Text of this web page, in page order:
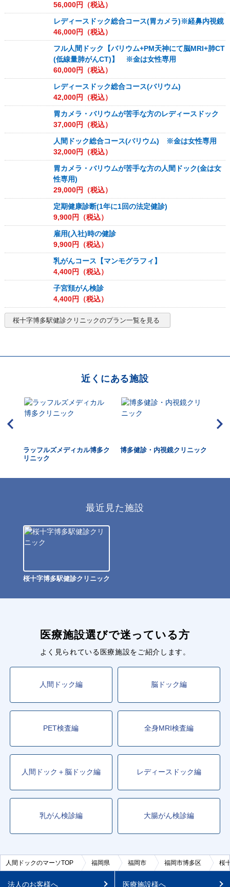
56,000円（税込）
レディースドック総合コース(胃カメラ)※経鼻内視鏡
46,000円（税込）
フル人間ドック【バリウム+PM天神にて脳MRI+肺CT
(低線量肺がんCT)】 ※金は女性専用
60,000円（税込）
レディースドック総合コース(バリウム)
42,000円（税込）
胃カメラ・バリウムが苦手な方のレディースドック
37,000円（税込）
人間ドック総合コース(バリウム) ※金は女性専用
32,000円（税込）
胃カメラ・バリウムが苦手な方の人間ドック(金は女
性専用)
29,000円（税込）
定期健康診断(1年に1回の法定健診)
9,900円（税込）
雇用(入社)時の健診
9,900円（税込）
乳がんコース【マンモグラフィ】
4,400円（税込）
子宮頚がん検診
4,400円（税込）
桜十字博多駅健診クリニックのプラン一覧を見る
近くにある施設
ラッフルズメディカル博多ク
リニック
博多健診・内視鏡クリニック
最近見た施設
桜十字博多駅健診クリニック
医療施設選びで迷っている方
よく見られている医療施設をご紹介します。
人間ドック編 脳ドック編
PET検査編 全身MRI検査編
人間ドック＋脳ドック編 レディースドック編
乳がん検診編 大腸がん検診編
人間ドックのマーソTOP 福岡県 福岡市 福岡市博多区 桜
法人のお客様へ 医療施設様へ